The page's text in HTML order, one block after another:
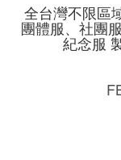
全台灣不限區
團體服、社團
紀念服